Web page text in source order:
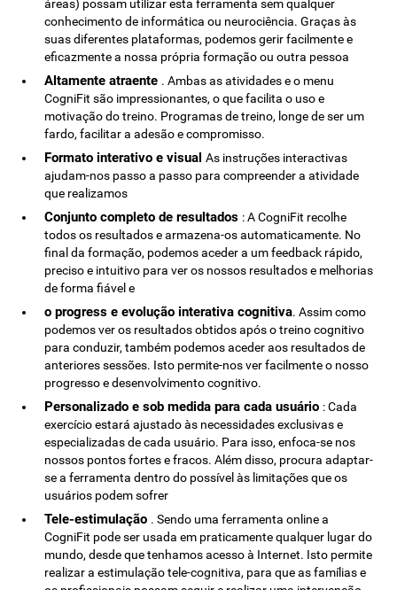
áreas) possam utilizar esta ferramenta sem qualquer
conhecimento de informática ou neurociência. Graças às
suas diferentes plataformas, podemos gerir facilmente e
eficazmente a nossa própria formação ou outra pessoa
Altamente atraente . Ambas as atividades e o menu
CogniFit são impressionantes, o que facilita o uso e
motivação do treino. Programas de treino, longe de ser um
fardo, facilitar a adesão e compromisso.
Formato interativo e visualAs instruções interactivas
ajudam-nos passo a passo para compreender a atividade
que realizamos
Conjunto completo de resultados : A CogniFit recolhe
todos os resultados e armazena-os automaticamente. No
final da formação, podemos aceder a um feedback rápido,
preciso e intuitivo para ver os nossos resultados e melhorias
de forma fiável e
o progress e evolução interativa cognitiva. Assim como
podemos ver os resultados obtidos após o treino cognitivo
para conduzir, também podemos aceder aos resultados de
anteriores sessões. Isto permite-nos ver facilmente o nosso
progresso e desenvolvimento cognitivo.
Personalizado e sob medida para cada usuário : Cada
exercício estará ajustado às necessidades exclusivas e
especializadas de cada usuário. Para isso, enfoca-se nos
nossos pontos fortes e fracos. Além disso, procura adaptar-
se a ferramenta dentro do possível às limitações que os
usuários podem sofrer
Tele-estimulação . Sendo uma ferramenta online a
CogniFit pode ser usada em praticamente qualquer lugar do
mundo, desde que tenhamos acesso à Internet. Isto permite
realizar a estimulação tele-cognitiva, para que as famílias e